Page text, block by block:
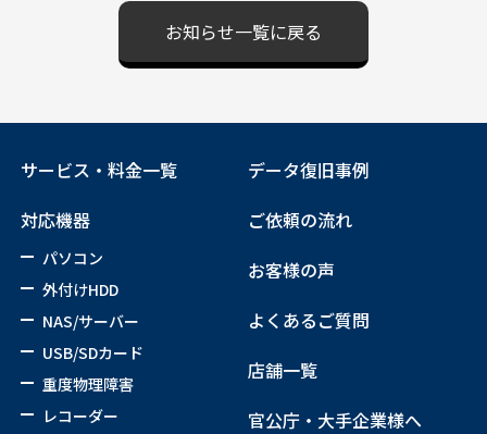
お知らせ一覧に戻る
サービス・料金一覧
対応機器
パソコン
外付けHDD
NAS/サーバー
USB/SDカード
重度物理障害
レコーダー
データ復旧事例
ご依頼の流れ
お客様の声
よくあるご質問
店舗一覧
官公庁・大手企業様へ